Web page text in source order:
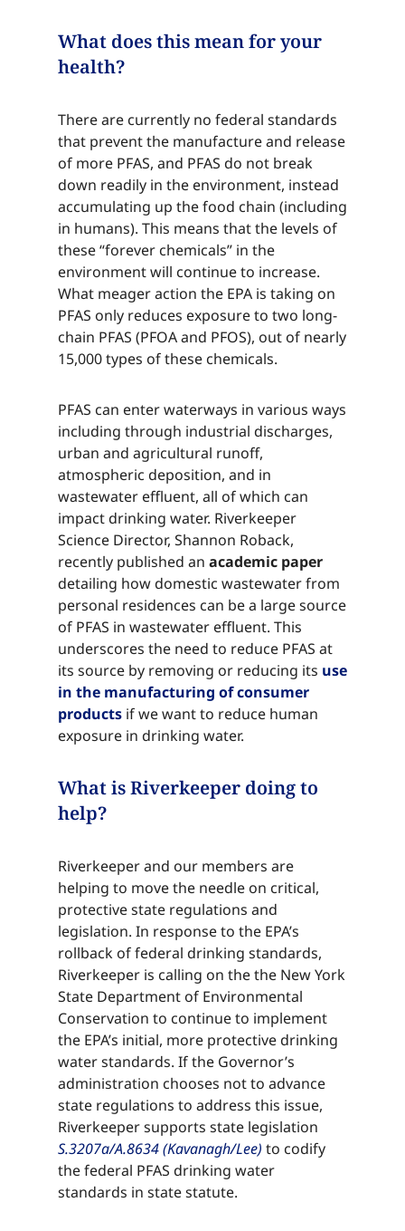
What does this mean for your
health?​​​​‌ ‍ ​‍​‍‌‍ ‌ ​‍‌‍‍‌‌‍‌ ‌‍‍‌‌‍ ‍​‍​‍​ ‍‍​‍​‍‌ ​ ‌‍​‌‌‍ ‍‌‍‍‌‌ ‌​‌ ‍‌​‍ ‍‌‍‍‌‌‍ ​‍​‍​‍ ​​‍​‍‌‍‍​‌ ​‍‌‍‌‌‌‍‌‍​‍​‍​ ‍‍​‍​‍‌‍‍​‌ ‌​‌ ‌​‌ ​​‌ ​ ​ ‍‍​‍ ​‍ ‌‍​ ‌‍ ‌‌ ​ ​‍ ‍‌‍ ‌‌‍​‌‌‍‍‌‌‍ ‍​‍ ‍​ ​‍​ ​​​ ​‍​ ‌​‌ ​‍‌‍‌‌‌‍‌​‌‍‌‌‌ ​ ‌‍‍‌‌‍‌ ‌‍ ‍​‍ ‍‌ ​‍‌‍‍‌‌ ‌‍‌‍‌‌‌ ​‍‌‍‍ ‌‍‌‌‌‍‌‌‌ ​​‌‍‌‌‌ ​‍​‍ ‍‌‍ ‌ ​‍‌‍‌ ​‍ ‌‍‍‌‌‍ ‍‌ ‌​‌‍‌‌‌‍ ‍‌ ‌​​‍ ‌‍‌‌‌‍‌​‌‍‍‌‌ ‌​​‍ ‌‍ ‌‌‍ ‌‍‌​‌‍‌‌​ ‌‌ ​​‌ ​‍‌‍‌‌‌ ​ ‌‍‌‌‌‍ ‍‌ ‌​‌‍​‌‌ ‌​‌‍‍‌‌‍ ‌‍ ‍​ ‍ ‌‍‍‌‌‍‌​​ ‌‌‍​ ​ ​‍‌‍‌‍​ ​​​ ​‌‌‍​ ​ ‌ ​ ‌ ​‍ ‌‌‍​‍​ ‌​​ ​‌‌‍​‌​‍ ‌​ ‌​​ ‌​‌‍​‌​ ‌​​‍ ‌‌‍​‌​ ​​‌‍​‌‌‍‌‌​‍ ‌​ ‌‍​ ‌ ​ ‌‌‌‍​ ​ ‌​​ ‍​​ ‍‌​ ​‍​ ‌ ​ ​ ​ ​​​ ‌​​ ‍ ‌ ‌​‌ ‍‌‌ ​​‌‍‌‌​ ‌‌‍​‌‌ ​‍‌ ‌​‌‍‍‌‌‍​ ‌‍ ​‌‍‌‌​ ‍ ‌ ​​‌‍​‌‌ ‌​‌‍‍​​ ‌‌‍​ ‌‍ ‌‍ ‍‌ ‌​‌‍‌‌‌‍ ‍‌ ‌​​‍‌‌​ ‌‌‌​​‍‌‌ ‌‍‍ ‌‍‌‌‌ ‍‌​‍‌‌​ ​ ‌​‌​​‍‌‌​ ​ ‌​‌​​‍‌‌​ ​‍​ ​‍​ ​ ​ ​ ​ ‍​​ ‌‍​ ‌‌​ ​​​ ‌ ‌‍‌​‌‍‌‍​ ‌‍‌‍‌‌‌‍‌‍​‍‌‌​ ​‍​ ​‍​‍‌‌​ ‌‌‌​‌​​‍ ‍‌‍​ ‌‍‍​‌‍‍‌‌‍ ​‌‍‌​‌ ​‍‌‍‌‌‌‍ ‍​‍‌‌​ ‌‌‌​​‍‌‌ ‌‍‍ ‌‍‌‌‌ ‍‌​‍‌‌​ ​ ‌​‌​​‍‌‌​ ​ ‌​‌​​‍‌‌​ ​‍​ ​‍‌‍​‌​ ‌‍​ ‍‌‌‍​‍​ ‍‌​ ​ ‌‍​‍‌‍‌‌​ ​‌‌‍​‍​ ‌‍​ ‌‍​‍‌‌​ ​‍​ ​‍​‍‌‌​ ‌‌‌​‌​​‍ ‍‌ ‌​‌‍‌‌‌ ‍​‌ ‌​​ ‌‍​‍‌‍​‌‌ ​ ‌‍‌‌‌‌‌‌‌ ​‍‌‍ ​​ ‌‌‍‍​‌ ‌​‌ ‌​‌ ​​‌ ​ ​‍‌‌​ ​ ‌​​‌​‍‌‌​ ​‍‌​‌‍​‍‌‌​ ​‍‌​‌‍‌‍​ ‌‍ ‌‌ ​ ​‍ ‍‌‍ ‌‌‍​‌‌‍‍‌‌‍ ‍​‍ ‍​ ​‍​ ​​​ ​‍​ ‌​‌ ​‍‌‍‌‌‌‍‌​‌‍‌‌‌ ​ ‌‍‍‌‌‍‌ ‌‍ ‍​‍ ‍‌ ​‍‌‍‍‌‌ ‌‍‌‍‌‌‌ ​‍‌‍‍ ‌‍‌‌‌‍‌‌‌ ​​‌‍‌‌‌ ​‍​‍ ‍‌‍ ‌ ​‍‌‍‌ ​‍‌‍‌‍‍‌‌‍‌​​ ‌‌‍​ ​ ​‍‌‍‌‍​ ​​​ ​‌‌‍​ ​ ‌ ​ ‌ ​‍ ‌‌‍​‍​ ‌​​ ​‌‌‍​‌​‍ ‌​ ‌​​ ‌​‌‍​‌​ ‌​​‍ ‌‌‍​‌​ ​​‌‍​‌‌‍‌‌​‍ ‌​ ‌‍​ ‌ ​ ‌‌‌‍​ ​ ‌​​ ‍​​ ‍‌​ ​‍​ ‌ ​ ​ ​ ​​​ ‌​​‍‌‍‌ ‌​‌ ‍‌‌ ​​‌‍‌‌​ ‌‌‍​‌‌ ​‍‌ ‌​‌‍‍‌‌‍​ ‌‍ ​‌‍‌‌​‍‌‍‌ ​​‌‍​‌‌ ‌​‌‍‍​​ ‌‌‍​ ‌‍ ‌‍ ‍‌ ‌​‌‍‌‌‌‍ ‍‌ ‌​​‍‌‌​ ‌‌‌​​‍‌‌ ‌‍‍ ‌‍‌‌‌ ‍‌​‍‌‌​ ​ ‌​‌​​‍‌‌​ ​ ‌​‌​​‍‌‌​ ​‍​ ​‍​ ​ ​ ​ ​ ‍​​ ‌‍​ ‌‌​ ​​​ ‌ ‌‍‌​‌‍‌‍​ ‌‍‌‍‌‌‌‍‌‍​‍‌‌​ ​‍​ ​‍​‍‌‌​ ‌‌‌​‌​​‍ ‍‌‍​ ‌‍‍​‌‍‍‌‌‍ ​‌‍‌​‌ ​‍‌‍‌‌‌‍ ‍​‍‌‌​ ‌‌‌​​‍‌‌ ‌‍‍ ‌‍‌‌‌ ‍‌​‍‌‌​ ​ ‌​‌​​‍‌‌​ ​ ‌​‌​​‍‌‌​ ​‍​ ​‍‌‍​‌​ ‌‍​ ‍‌‌‍​‍​ ‍‌​ ​ ‌‍​‍‌‍‌‌​ ​‌‌‍​‍​ ‌‍​ ‌‍​‍‌‌​ ​‍​ ​‍​‍‌‌​ ‌‌‌​‌​​‍ ‍‌ ‌​‌‍‌‌‌ ‍​‌ ‌​​‍‌‍‌ ​​‌‍‌‌‌ ​‍‌ ​ ‌ ​​‌‍‌‌‌‍​ ‌ ‌​‌‍‍‌‌ ‌‍‌‍‌‌​ ‌‌ ​​‌ ‌‌‌‍​‍‌‍ ​‌‍‍‌‌ ​ ‌‍‍​‌‍‌‌‌‍‌​​‍​‍‌ ‌
There are currently no federal standards
that prevent the manufacture and release
of more PFAS, and PFAS do not break
down readily in the environment, instead
accumulating up the food chain (including
in humans). This means that the levels of
these “forever chemicals” in the
environment will continue to increase.
What meager action the EPA is taking on
PFAS only reduces exposure to two long-
chain PFAS (PFOA and PFOS), out of nearly
15,000 types of these chemicals.​​​​‌ ‍ ​‍​‍‌‍ ‌ ​‍‌‍‍‌‌‍‌ ‌‍‍‌‌‍ ‍​‍​‍​ ‍‍​‍​‍‌ ​ ‌‍​‌‌‍ ‍‌‍‍‌‌ ‌​‌ ‍‌​‍ ‍‌‍‍‌‌‍ ​‍​‍​‍ ​​‍​‍‌‍‍​‌ ​‍‌‍‌‌‌‍‌‍​‍​‍​ ‍‍​‍​‍‌‍‍​‌ ‌​‌ ‌​‌ ​​‌ ​ ​ ‍‍​‍ ​‍ ‌‍​ ‌‍ ‌‌ ​ ​‍ ‍‌‍ ‌‌‍​‌‌‍‍‌‌‍ ‍​‍ ‍​ ​‍​ ​​​ ​‍​ ‌​‌ ​‍‌‍‌‌‌‍‌​‌‍‌‌‌ ​ ‌‍‍‌‌‍‌ ‌‍ ‍​‍ ‍‌ ​‍‌‍‍‌‌ ‌‍‌‍‌‌‌ ​‍‌‍‍ ‌‍‌‌‌‍‌‌‌ ​​‌‍‌‌‌ ​‍​‍ ‍‌‍ ‌ ​‍‌‍‌ ​‍ ‌‍‍‌‌‍ ‍‌ ‌​‌‍‌‌‌‍ ‍‌ ‌​​‍ ‌‍‌‌‌‍‌​‌‍‍‌‌ ‌​​‍ ‌‍ ‌‌‍ ‌‍‌​‌‍‌‌​ ‌‌ ​​‌ ​‍‌‍‌‌‌ ​ ‌‍‌‌‌‍ ‍‌ ‌​‌‍​‌‌ ‌​‌‍‍‌‌‍ ‌‍ ‍​ ‍ ‌‍‍‌‌‍‌​​ ‌‌‍​ ​ ​‍‌‍‌‍​ ​​​ ​‌‌‍​ ​ ‌ ​ ‌ ​‍ ‌‌‍​‍​ ‌​​ ​‌‌‍​‌​‍ ‌​ ‌​​ ‌​‌‍​‌​ ‌​​‍ ‌‌‍​‌​ ​​‌‍​‌‌‍‌‌​‍ ‌​ ‌‍​ ‌ ​ ‌‌‌‍​ ​ ‌​​ ‍​​ ‍‌​ ​‍​ ‌ ​ ​ ​ ​​​ ‌​​ ‍ ‌ ‌​‌ ‍‌‌ ​​‌‍‌‌​ ‌‌‍​‌‌ ​‍‌ ‌​‌‍‍‌‌‍​ ‌‍ ​‌‍‌‌​ ‍ ‌ ​​‌‍​‌‌ ‌​‌‍‍​​ ‌‌‍​ ‌‍ ‌‍ ‍‌ ‌​‌‍‌‌‌‍ ‍‌ ‌​​‍‌‌​ ‌‌‌​​‍‌‌ ‌‍‍ ‌‍‌‌‌ ‍‌​‍‌‌​ ​ ‌​‌​​‍‌‌​ ​ ‌​‌​​‍‌‌​ ​‍​ ​‍​ ​​‌‍‌​‌‍‌‍​ ​ ​ ‌ ​ ​‌‌‍​ ​ ​ ‌‍‌‍‌‍​‌‌‍​‌​ ‌ ​‍‌‌​ ​‍​ ​‍​‍‌‌​ ‌‌‌​‌​​‍ ‍‌‍​ ‌‍‍​‌‍‍‌‌‍ ​‌‍‌​‌ ​‍‌‍‌‌‌‍ ‍​‍‌‌​ ‌‌‌​​‍‌‌ ‌‍‍ ‌‍‌‌‌ ‍‌​‍‌‌​ ​ ‌​‌​​‍‌‌​ ​ ‌​‌​​‍‌‌​ ​‍​ ​‍​ ​‍‌‍‌‌‌‍​ ​ ​‍​ ‌‌​ ​ ​ ‌​‌‍‌‌​ ​‌​ ​​​ ​ ​ ‌​​‍‌‌​ ​‍​ ​‍​‍‌‌​ ‌‌‌​‌​​‍ ‍‌ ‌​‌‍‌‌‌ ‍​‌ ‌​​ ‌‍​‍‌‍​‌‌ ​ ‌‍‌‌‌‌‌‌‌ ​‍‌‍ ​​ ‌‌‍‍​‌ ‌​‌ ‌​‌ ​​‌ ​ ​‍‌‌​ ​ ‌​​‌​‍‌‌​ ​‍‌​‌‍​‍‌‌​ ​‍‌​‌‍‌‍​ ‌‍ ‌‌ ​ ​‍ ‍‌‍ ‌‌‍​‌‌‍‍‌‌‍ ‍​‍ ‍​ ​‍​ ​​​ ​‍​ ‌​‌ ​‍‌‍‌‌‌‍‌​‌‍‌‌‌ ​ ‌‍‍‌‌‍‌ ‌‍ ‍​‍ ‍‌ ​‍‌‍‍‌‌ ‌‍‌‍‌‌‌ ​‍‌‍‍ ‌‍‌‌‌‍‌‌‌ ​​‌‍‌‌‌ ​‍​‍ ‍‌‍ ‌ ​‍‌‍‌ ​‍‌‍‌‍‍‌‌‍‌​​ ‌‌‍​ ​ ​‍‌‍‌‍​ ​​​ ​‌‌‍​ ​ ‌ ​ ‌ ​‍ ‌‌‍​‍​ ‌​​ ​‌‌‍​‌​‍ ‌​ ‌​​ ‌​‌‍​‌​ ‌​​‍ ‌‌‍​‌​ ​​‌‍​‌‌‍‌‌​‍ ‌​ ‌‍​ ‌ ​ ‌‌‌‍​ ​ ‌​​ ‍​​ ‍‌​ ​‍​ ‌ ​ ​ ​ ​​​ ‌​​‍‌‍‌ ‌​‌ ‍‌‌ ​​‌‍‌‌​ ‌‌‍​‌‌ ​‍‌ ‌​‌‍‍‌‌‍​ ‌‍ ​‌‍‌‌​‍‌‍‌ ​​‌‍​‌‌ ‌​‌‍‍​​ ‌‌‍​ ‌‍ ‌‍ ‍‌ ‌​‌‍‌‌‌‍ ‍‌ ‌​​‍‌‌​ ‌‌‌​​‍‌‌ ‌‍‍ ‌‍‌‌‌ ‍‌​‍‌‌​ ​ ‌​‌​​‍‌‌​ ​ ‌​‌​​‍‌‌​ ​‍​ ​‍​ ​​‌‍‌​‌‍‌‍​ ​ ​ ‌ ​ ​‌‌‍​ ​ ​ ‌‍‌‍‌‍​‌‌‍​‌​ ‌ ​‍‌‌​ ​‍​ ​‍​‍‌‌​ ‌‌‌​‌​​‍ ‍‌‍​ ‌‍‍​‌‍‍‌‌‍ ​‌‍‌​‌ ​‍‌‍‌‌‌‍ ‍​‍‌‌​ ‌‌‌​​‍‌‌ ‌‍‍ ‌‍‌‌‌ ‍‌​‍‌‌​ ​ ‌​‌​​‍‌‌​ ​ ‌​‌​​‍‌‌​ ​‍​ ​‍​ ​‍‌‍‌‌‌‍​ ​ ​‍​ ‌‌​ ​ ​ ‌​‌‍‌‌​ ​‌​ ​​​ ​ ​ ‌​​‍‌‌​ ​‍​ ​‍​‍‌‌​ ‌‌‌​‌​​‍ ‍‌ ‌​‌‍‌‌‌ ‍​‌ ‌​​‍‌‍‌ ​​‌‍‌‌‌ ​‍‌ ​ ‌ ​​‌‍‌‌‌‍​ ‌ ‌​‌‍‍‌‌ ‌‍‌‍‌‌​ ‌‌ ​​‌ ‌‌‌‍​‍‌‍ ​‌‍‍‌‌ ​ ‌‍‍​‌‍‌‌‌‍‌​​‍​‍‌ ‌
PFAS can enter waterways in various ways
including through industrial discharges,
urban and agricultural runoff,
atmospheric deposition, and in
wastewater effluent, all of which can
impact drinking water. Riverkeeper
Science Director, Shannon Roback,
recently published an ​​​​‌ ‍ ​‍​‍‌‍ ‌ ​‍‌‍‍‌‌‍‌ ‌‍‍‌‌‍ ‍​‍​‍​ ‍‍​‍​‍‌ ​ ‌‍​‌‌‍ ‍‌‍‍‌‌ ‌​‌ ‍‌​‍ ‍‌‍‍‌‌‍ ​‍​‍​‍ ​​‍​‍‌‍‍​‌ ​‍‌‍‌‌‌‍‌‍​‍​‍​ ‍‍​‍​‍‌‍‍​‌ ‌​‌ ‌​‌ ​​‌ ​ ​ ‍‍​‍ ​‍ ‌‍​ ‌‍ ‌‌ ​ ​‍ ‍‌‍ ‌‌‍​‌‌‍‍‌‌‍ ‍​‍ ‍​ ​‍​ ​​​ ​‍​ ‌​‌ ​‍‌‍‌‌‌‍‌​‌‍‌‌‌ ​ ‌‍‍‌‌‍‌ ‌‍ ‍​‍ ‍‌ ​‍‌‍‍‌‌ ‌‍‌‍‌‌‌ ​‍‌‍‍ ‌‍‌‌‌‍‌‌‌ ​​‌‍‌‌‌ ​‍​‍ ‍‌‍ ‌ ​‍‌‍‌ ​‍ ‌‍‍‌‌‍ ‍‌ ‌​‌‍‌‌‌‍ ‍‌ ‌​​‍ ‌‍‌‌‌‍‌​‌‍‍‌‌ ‌​​‍ ‌‍ ‌‌‍ ‌‍‌​‌‍‌‌​ ‌‌ ​​‌ ​‍‌‍‌‌‌ ​ ‌‍‌‌‌‍ ‍‌ ‌​‌‍​‌‌ ‌​‌‍‍‌‌‍ ‌‍ ‍​ ‍ ‌‍‍‌‌‍‌​​ ‌‌‍​ ​ ​‍‌‍‌‍​ ​​​ ​‌‌‍​ ​ ‌ ​ ‌ ​‍ ‌‌‍​‍​ ‌​​ ​‌‌‍​‌​‍ ‌​ ‌​​ ‌​‌‍​‌​ ‌​​‍ ‌‌‍​‌​ ​​‌‍​‌‌‍‌‌​‍ ‌​ ‌‍​ ‌ ​ ‌‌‌‍​ ​ ‌​​ ‍​​ ‍‌​ ​‍​ ‌ ​ ​ ​ ​​​ ‌​​ ‍ ‌ ‌​‌ ‍‌‌ ​​‌‍‌‌​ ‌‌‍​‌‌ ​‍‌ ‌​‌‍‍‌‌‍​ ‌‍ ​‌‍‌‌​ ‍ ‌ ​​‌‍​‌‌ ‌​‌‍‍​​ ‌‌‍​ ‌‍ ‌‍ ‍‌ ‌​‌‍‌‌‌‍ ‍‌ ‌​​‍‌‌​ ‌‌‌​​‍‌‌ ‌‍‍ ‌‍‌‌‌ ‍‌​‍‌‌​ ​ ‌​‌​​‍‌‌​ ​ ‌​‌​​‍‌‌​ ​‍​ ​‍​ ‌‌​ ​ ​ ‌‌​ ​​​ ​ ‌‍‌​​ ‌ ‌‍‌‌‌‍​‍‌‍‌​‌‍​ ‌‍​‍​‍‌‌​ ​‍​ ​‍​‍‌‌​ ‌‌‌​‌​​‍ ‍‌‍​ ‌‍‍​‌‍‍‌‌‍ ​‌‍‌​‌ ​‍‌‍‌‌‌‍ ‍​‍‌‌​ ‌‌‌​​‍‌‌ ‌‍‍ ‌‍‌‌‌ ‍‌​‍‌‌​ ​ ‌​‌​​‍‌‌​ ​ ‌​‌​​‍‌‌​ ​‍​ ​‍​ ​​​ ​​‌‍​ ​ ​‌​ ​‍‌‍‌​​ ​‌​ ​‌‌‍‌​​ ​​‌‍​ ​ ‌‍​‍‌‌​ ​‍​ ​‍​‍‌‌​ ‌‌‌​‌​​‍ ‍‌ ‌​‌‍‌‌‌ ‍​‌ ‌​​ ‌‍​‍‌‍​‌‌ ​ ‌‍‌‌‌‌‌‌‌ ​‍‌‍ ​​ ‌‌‍‍​‌ ‌​‌ ‌​‌ ​​‌ ​ ​‍‌‌​ ​ ‌​​‌​‍‌‌​ ​‍‌​‌‍​‍‌‌​ ​‍‌​‌‍‌‍​ ‌‍ ‌‌ ​ ​‍ ‍‌‍ ‌‌‍​‌‌‍‍‌‌‍ ‍​‍ ‍​ ​‍​ ​​​ ​‍​ ‌​‌ ​‍‌‍‌‌‌‍‌​‌‍‌‌‌ ​ ‌‍‍‌‌‍‌ ‌‍ ‍​‍ ‍‌ ​‍‌‍‍‌‌ ‌‍‌‍‌‌‌ ​‍‌‍‍ ‌‍‌‌‌‍‌‌‌ ​​‌‍‌‌‌ ​‍​‍ ‍‌‍ ‌ ​‍‌‍‌ ​‍‌‍‌‍‍‌‌‍‌​​ ‌‌‍​ ​ ​‍‌‍‌‍​ ​​​ ​‌‌‍​ ​ ‌ ​ ‌ ​‍ ‌‌‍​‍​ ‌​​ ​‌‌‍​‌​‍ ‌​ ‌​​ ‌​‌‍​‌​ ‌​​‍ ‌‌‍​‌​ ​​‌‍​‌‌‍‌‌​‍ ‌​ ‌‍​ ‌ ​ ‌‌‌‍​ ​ ‌​​ ‍​​ ‍‌​ ​‍​ ‌ ​ ​ ​ ​​​ ‌​​‍‌‍‌ ‌​‌ ‍‌‌ ​​‌‍‌‌​ ‌‌‍​‌‌ ​‍‌ ‌​‌‍‍‌‌‍​ ‌‍ ​‌‍‌‌​‍‌‍‌ ​​‌‍​‌‌ ‌​‌‍‍​​ ‌‌‍​ ‌‍ ‌‍ ‍‌ ‌​‌‍‌‌‌‍ ‍‌ ‌​​‍‌‌​ ‌‌‌​​‍‌‌ ‌‍‍ ‌‍‌‌‌ ‍‌​‍‌‌​ ​ ‌​‌​​‍‌‌​ ​ ‌​‌​​‍‌‌​ ​‍​ ​‍​ ‌‌​ ​ ​ ‌‌​ ​​​ ​ ‌‍‌​​ ‌ ‌‍‌‌‌‍​‍‌‍‌​‌‍​ ‌‍​‍​‍‌‌​ ​‍​ ​‍​‍‌‌​ ‌‌‌​‌​​‍ ‍‌‍​ ‌‍‍​‌‍‍‌‌‍ ​‌‍‌​‌ ​‍‌‍‌‌‌‍ ‍​‍‌‌​ ‌‌‌​​‍‌‌ ‌‍‍ ‌‍‌‌‌ ‍‌​‍‌‌​ ​ ‌​‌​​‍‌‌​ ​ ‌​‌​​‍‌‌​ ​‍​ ​‍​ ​​​ ​​‌‍​ ​ ​‌​ ​‍‌‍‌​​ ​‌​ ​‌‌‍‌​​ ​​‌‍​ ​ ‌‍​‍‌‌​ ​‍​ ​‍​‍‌‌​ ‌‌‌​‌​​‍ ‍‌ ‌​‌‍‌‌‌ ‍​‌ ‌​​‍‌‍‌ ​​‌‍‌‌‌ ​‍‌ ​ ‌ ​​‌‍‌‌‌‍​ ‌ ‌​‌‍‍‌‌ ‌‍‌‍‌‌​ ‌‌ ​​‌ ‌‌‌‍​‍‌‍ ​‌‍‍‌‌ ​ ‌‍‍​‌‍‌‌‌‍‌​​‍​‍‌ ‌ academic paper​​​​‌ ‍ ​‍​‍‌‍ ‌ ​‍‌‍‍‌‌‍‌ ‌‍‍‌‌‍ ‍​‍​‍​ ‍‍​‍​‍‌ ​ ‌‍​‌‌‍ ‍‌‍‍‌‌ ‌​‌ ‍‌​‍ ‍‌‍‍‌‌‍ ​‍​‍​‍ ​​‍​‍‌‍‍​‌ ​‍‌‍‌‌‌‍‌‍​‍​‍​ ‍‍​‍​‍‌‍‍​‌ ‌​‌ ‌​‌ ​​‌ ​ ​ ‍‍​‍ ​‍ ‌‍​ ‌‍ ‌‌ ​ ​‍ ‍‌‍ ‌‌‍​‌‌‍‍‌‌‍ ‍​‍ ‍​ ​‍​ ​​​ ​‍​ ‌​‌ ​‍‌‍‌‌‌‍‌​‌‍‌‌‌ ​ ‌‍‍‌‌‍‌ ‌‍ ‍​‍ ‍‌ ​‍‌‍‍‌‌ ‌‍‌‍‌‌‌ ​‍‌‍‍ ‌‍‌‌‌‍‌‌‌ ​​‌‍‌‌‌ ​‍​‍ ‍‌‍ ‌ ​‍‌‍‌ ​‍ ‌‍‍‌‌‍ ‍‌ ‌​‌‍‌‌‌‍ ‍‌ ‌​​‍ ‌‍‌‌‌‍‌​‌‍‍‌‌ ‌​​‍ ‌‍ ‌‌‍ ‌‍‌​‌‍‌‌​ ‌‌ ​​‌ ​‍‌‍‌‌‌ ​ ‌‍‌‌‌‍ ‍‌ ‌​‌‍​‌‌ ‌​‌‍‍‌‌‍ ‌‍ ‍​ ‍ ‌‍‍‌‌‍‌​​ ‌‌‍​ ​ ​‍‌‍‌‍​ ​​​ ​‌‌‍​ ​ ‌ ​ ‌ ​‍ ‌‌‍​‍​ ‌​​ ​‌‌‍​‌​‍ ‌​ ‌​​ ‌​‌‍​‌​ ‌​​‍ ‌‌‍​‌​ ​​‌‍​‌‌‍‌‌​‍ ‌​ ‌‍​ ‌ ​ ‌‌‌‍​ ​ ‌​​ ‍​​ ‍‌​ ​‍​ ‌ ​ ​ ​ ​​​ ‌​​ ‍ ‌ ‌​‌ ‍‌‌ ​​‌‍‌‌​ ‌‌‍​‌‌ ​‍‌ ‌​‌‍‍‌‌‍​ ‌‍ ​‌‍‌‌​ ‍ ‌ ​​‌‍​‌‌ ‌​‌‍‍​​ ‌‌‍​ ‌‍ ‌‍ ‍‌ ‌​‌‍‌‌‌‍ ‍‌ ‌​​‍‌‌​ ‌‌‌​​‍‌‌ ‌‍‍ ‌‍‌‌‌ ‍‌​‍‌‌​ ​ ‌​‌​​‍‌‌​ ​ ‌​‌​​‍‌‌​ ​‍​ ​‍​ ‌‌​ ​ ​ ‌‌​ ​​​ ​ ‌‍‌​​ ‌ ‌‍‌‌‌‍​‍‌‍‌​‌‍​ ‌‍​‍​‍‌‌​ ​‍​ ​‍​‍‌‌​ ‌‌‌​‌​​‍ ‍‌‍​ ‌‍‍​‌‍‍‌‌‍ ​‌‍‌​‌ ​‍‌‍‌‌‌‍ ‍​‍‌‌​ ‌‌‌​​‍‌‌ ‌‍‍ ‌‍‌‌‌ ‍‌​‍‌‌​ ​ ‌​‌​​‍‌‌​ ​ ‌​‌​​‍‌‌​ ​‍​ ​‍​ ‌ ‌‍‌​‌‍​ ​ ‍‌‌‍​‍​ ‍‌​ ​​​ ​​‌‍​‍‌‍​ ‌‍​‍​ ‍‌​‍‌‌​ ​‍​ ​‍​‍‌‌​ ‌‌‌​‌​​‍ ‍‌ ‌​‌‍‌‌‌ ‍​‌ ‌​​ ‌‍​‍‌‍​‌‌ ​ ‌‍‌‌‌‌‌‌‌ ​‍‌‍ ​​ ‌‌‍‍​‌ ‌​‌ ‌​‌ ​​‌ ​ ​‍‌‌​ ​ ‌​​‌​‍‌‌​ ​‍‌​‌‍​‍‌‌​ ​‍‌​‌‍‌‍​ ‌‍ ‌‌ ​ ​‍ ‍‌‍ ‌‌‍​‌‌‍‍‌‌‍ ‍​‍ ‍​ ​‍​ ​​​ ​‍​ ‌​‌ ​‍‌‍‌‌‌‍‌​‌‍‌‌‌ ​ ‌‍‍‌‌‍‌ ‌‍ ‍​‍ ‍‌ ​‍‌‍‍‌‌ ‌‍‌‍‌‌‌ ​‍‌‍‍ ‌‍‌‌‌‍‌‌‌ ​​‌‍‌‌‌ ​‍​‍ ‍‌‍ ‌ ​‍‌‍‌ ​‍‌‍‌‍‍‌‌‍‌​​ ‌‌‍​ ​ ​‍‌‍‌‍​ ​​​ ​‌‌‍​ ​ ‌ ​ ‌ ​‍ ‌‌‍​‍​ ‌​​ ​‌‌‍​‌​‍ ‌​ ‌​​ ‌​‌‍​‌​ ‌​​‍ ‌‌‍​‌​ ​​‌‍​‌‌‍‌‌​‍ ‌​ ‌‍​ ‌ ​ ‌‌‌‍​ ​ ‌​​ ‍​​ ‍‌​ ​‍​ ‌ ​ ​ ​ ​​​ ‌​​‍‌‍‌ ‌​‌ ‍‌‌ ​​‌‍‌‌​ ‌‌‍​‌‌ ​‍‌ ‌​‌‍‍‌‌‍​ ‌‍ ​‌‍‌‌​‍‌‍‌ ​​‌‍​‌‌ ‌​‌‍‍​​ ‌‌‍​ ‌‍ ‌‍ ‍‌ ‌​‌‍‌‌‌‍ ‍‌ ‌​​‍‌‌​ ‌‌‌​​‍‌‌ ‌‍‍ ‌‍‌‌‌ ‍‌​‍‌‌​ ​ ‌​‌​​‍‌‌​ ​ ‌​‌​​‍‌‌​ ​‍​ ​‍​ ‌‌​ ​ ​ ‌‌​ ​​​ ​ ‌‍‌​​ ‌ ‌‍‌‌‌‍​‍‌‍‌​‌‍​ ‌‍​‍​‍‌‌​ ​‍​ ​‍​‍‌‌​ ‌‌‌​‌​​‍ ‍‌‍​ ‌‍‍​‌‍‍‌‌‍ ​‌‍‌​‌ ​‍‌‍‌‌‌‍ ‍​‍‌‌​ ‌‌‌​​‍‌‌ ‌‍‍ ‌‍‌‌‌ ‍‌​‍‌‌​ ​ ‌​‌​​‍‌‌​ ​ ‌​‌​​‍‌‌​ ​‍​ ​‍​ ‌ ‌‍‌​‌‍​ ​ ‍‌‌‍​‍​ ‍‌​ ​​​ ​​‌‍​‍‌‍​ ‌‍​‍​ ‍‌​‍‌‌​ ​‍​ ​‍​‍‌‌​ ‌‌‌​‌​​‍ ‍‌ ‌​‌‍‌‌‌ ‍​‌ ‌​​‍‌‍‌ ​​‌‍‌‌‌ ​‍‌ ​ ‌ ​​‌‍‌‌‌‍​ ‌ ‌​‌‍‍‌‌ ‌‍‌‍‌‌​ ‌‌ ​​‌ ‌‌‌‍​‍‌‍ ​‌‍‍‌‌ ​ ‌‍‍​‌‍‌‌‌‍‌​​‍​‍‌ ‌
detailing how domestic wastewater from
personal residences can be a large source
of PFAS in wastewater effluent. This
underscores the need to reduce PFAS at
its source by removing or reducing its ​​​​‌ ‍ ​‍​‍‌‍ ‌ ​‍‌‍‍‌‌‍‌ ‌‍‍‌‌‍ ‍​‍​‍​ ‍‍​‍​‍‌ ​ ‌‍​‌‌‍ ‍‌‍‍‌‌ ‌​‌ ‍‌​‍ ‍‌‍‍‌‌‍ ​‍​‍​‍ ​​‍​‍‌‍‍​‌ ​‍‌‍‌‌‌‍‌‍​‍​‍​ ‍‍​‍​‍‌‍‍​‌ ‌​‌ ‌​‌ ​​‌ ​ ​ ‍‍​‍ ​‍ ‌‍​ ‌‍ ‌‌ ​ ​‍ ‍‌‍ ‌‌‍​‌‌‍‍‌‌‍ ‍​‍ ‍​ ​‍​ ​​​ ​‍​ ‌​‌ ​‍‌‍‌‌‌‍‌​‌‍‌‌‌ ​ ‌‍‍‌‌‍‌ ‌‍ ‍​‍ ‍‌ ​‍‌‍‍‌‌ ‌‍‌‍‌‌‌ ​‍‌‍‍ ‌‍‌‌‌‍‌‌‌ ​​‌‍‌‌‌ ​‍​‍ ‍‌‍ ‌ ​‍‌‍‌ ​‍ ‌‍‍‌‌‍ ‍‌ ‌​‌‍‌‌‌‍ ‍‌ ‌​​‍ ‌‍‌‌‌‍‌​‌‍‍‌‌ ‌​​‍ ‌‍ ‌‌‍ ‌‍‌​‌‍‌‌​ ‌‌ ​​‌ ​‍‌‍‌‌‌ ​ ‌‍‌‌‌‍ ‍‌ ‌​‌‍​‌‌ ‌​‌‍‍‌‌‍ ‌‍ ‍​ ‍ ‌‍‍‌‌‍‌​​ ‌‌‍​ ​ ​‍‌‍‌‍​ ​​​ ​‌‌‍​ ​ ‌ ​ ‌ ​‍ ‌‌‍​‍​ ‌​​ ​‌‌‍​‌​‍ ‌​ ‌​​ ‌​‌‍​‌​ ‌​​‍ ‌‌‍​‌​ ​​‌‍​‌‌‍‌‌​‍ ‌​ ‌‍​ ‌ ​ ‌‌‌‍​ ​ ‌​​ ‍​​ ‍‌​ ​‍​ ‌ ​ ​ ​ ​​​ ‌​​ ‍ ‌ ‌​‌ ‍‌‌ ​​‌‍‌‌​ ‌‌‍​‌‌ ​‍‌ ‌​‌‍‍‌‌‍​ ‌‍ ​‌‍‌‌​ ‍ ‌ ​​‌‍​‌‌ ‌​‌‍‍​​ ‌‌‍​ ‌‍ ‌‍ ‍‌ ‌​‌‍‌‌‌‍ ‍‌ ‌​​‍‌‌​ ‌‌‌​​‍‌‌ ‌‍‍ ‌‍‌‌‌ ‍‌​‍‌‌​ ​ ‌​‌​​‍‌‌​ ​ ‌​‌​​‍‌‌​ ​‍​ ​‍​ ‌‌​ ​ ​ ‌‌​ ​​​ ​ ‌‍‌​​ ‌ ‌‍‌‌‌‍​‍‌‍‌​‌‍​ ‌‍​‍​‍‌‌​ ​‍​ ​‍​‍‌‌​ ‌‌‌​‌​​‍ ‍‌‍​ ‌‍‍​‌‍‍‌‌‍ ​‌‍‌​‌ ​‍‌‍‌‌‌‍ ‍​‍‌‌​ ‌‌‌​​‍‌‌ ‌‍‍ ‌‍‌‌‌ ‍‌​‍‌‌​ ​ ‌​‌​​‍‌‌​ ​ ‌​‌​​‍‌‌​ ​‍​ ​‍​ ‌ ​ ​‌‌‍‌‌​ ‌‍​ ‌‍​ ‍‌​ ‌ ​ ​​‌‍​ ​ ‍‌​ ​‍​ ​‍​‍‌‌​ ​‍​ ​‍​‍‌‌​ ‌‌‌​‌​​‍ ‍‌ ‌​‌‍‌‌‌ ‍​‌ ‌​​ ‌‍​‍‌‍​‌‌ ​ ‌‍‌‌‌‌‌‌‌ ​‍‌‍ ​​ ‌‌‍‍​‌ ‌​‌ ‌​‌ ​​‌ ​ ​‍‌‌​ ​ ‌​​‌​‍‌‌​ ​‍‌​‌‍​‍‌‌​ ​‍‌​‌‍‌‍​ ‌‍ ‌‌ ​ ​‍ ‍‌‍ ‌‌‍​‌‌‍‍‌‌‍ ‍​‍ ‍​ ​‍​ ​​​ ​‍​ ‌​‌ ​‍‌‍‌‌‌‍‌​‌‍‌‌‌ ​ ‌‍‍‌‌‍‌ ‌‍ ‍​‍ ‍‌ ​‍‌‍‍‌‌ ‌‍‌‍‌‌‌ ​‍‌‍‍ ‌‍‌‌‌‍‌‌‌ ​​‌‍‌‌‌ ​‍​‍ ‍‌‍ ‌ ​‍‌‍‌ ​‍‌‍‌‍‍‌‌‍‌​​ ‌‌‍​ ​ ​‍‌‍‌‍​ ​​​ ​‌‌‍​ ​ ‌ ​ ‌ ​‍ ‌‌‍​‍​ ‌​​ ​‌‌‍​‌​‍ ‌​ ‌​​ ‌​‌‍​‌​ ‌​​‍ ‌‌‍​‌​ ​​‌‍​‌‌‍‌‌​‍ ‌​ ‌‍​ ‌ ​ ‌‌‌‍​ ​ ‌​​ ‍​​ ‍‌​ ​‍​ ‌ ​ ​ ​ ​​​ ‌​​‍‌‍‌ ‌​‌ ‍‌‌ ​​‌‍‌‌​ ‌‌‍​‌‌ ​‍‌ ‌​‌‍‍‌‌‍​ ‌‍ ​‌‍‌‌​‍‌‍‌ ​​‌‍​‌‌ ‌​‌‍‍​​ ‌‌‍​ ‌‍ ‌‍ ‍‌ ‌​‌‍‌‌‌‍ ‍‌ ‌​​‍‌‌​ ‌‌‌​​‍‌‌ ‌‍‍ ‌‍‌‌‌ ‍‌​‍‌‌​ ​ ‌​‌​​‍‌‌​ ​ ‌​‌​​‍‌‌​ ​‍​ ​‍​ ‌‌​ ​ ​ ‌‌​ ​​​ ​ ‌‍‌​​ ‌ ‌‍‌‌‌‍​‍‌‍‌​‌‍​ ‌‍​‍​‍‌‌​ ​‍​ ​‍​‍‌‌​ ‌‌‌​‌​​‍ ‍‌‍​ ‌‍‍​‌‍‍‌‌‍ ​‌‍‌​‌ ​‍‌‍‌‌‌‍ ‍​‍‌‌​ ‌‌‌​​‍‌‌ ‌‍‍ ‌‍‌‌‌ ‍‌​‍‌‌​ ​ ‌​‌​​‍‌‌​ ​ ‌​‌​​‍‌‌​ ​‍​ ​‍​ ‌ ​ ​‌‌‍‌‌​ ‌‍​ ‌‍​ ‍‌​ ‌ ​ ​​‌‍​ ​ ‍‌​ ​‍​ ​‍​‍‌‌​ ​‍​ ​‍​‍‌‌​ ‌‌‌​‌​​‍ ‍‌ ‌​‌‍‌‌‌ ‍​‌ ‌​​‍‌‍‌ ​​‌‍‌‌‌ ​‍‌ ​ ‌ ​​‌‍‌‌‌‍​ ‌ ‌​‌‍‍‌‌ ‌‍‌‍‌‌​ ‌‌ ​​‌ ‌‌‌‍​‍‌‍ ​‌‍‍‌‌ ​ ‌‍‍​‌‍‌‌‌‍‌​​‍​‍‌ ‌ use
in the manufacturing of consumer
products​​​​‌ ‍ ​‍​‍‌‍ ‌ ​‍‌‍‍‌‌‍‌ ‌‍‍‌‌‍ ‍​‍​‍​ ‍‍​‍​‍‌ ​ ‌‍​‌‌‍ ‍‌‍‍‌‌ ‌​‌ ‍‌​‍ ‍‌‍‍‌‌‍ ​‍​‍​‍ ​​‍​‍‌‍‍​‌ ​‍‌‍‌‌‌‍‌‍​‍​‍​ ‍‍​‍​‍‌‍‍​‌ ‌​‌ ‌​‌ ​​‌ ​ ​ ‍‍​‍ ​‍ ‌‍​ ‌‍ ‌‌ ​ ​‍ ‍‌‍ ‌‌‍​‌‌‍‍‌‌‍ ‍​‍ ‍​ ​‍​ ​​​ ​‍​ ‌​‌ ​‍‌‍‌‌‌‍‌​‌‍‌‌‌ ​ ‌‍‍‌‌‍‌ ‌‍ ‍​‍ ‍‌ ​‍‌‍‍‌‌ ‌‍‌‍‌‌‌ ​‍‌‍‍ ‌‍‌‌‌‍‌‌‌ ​​‌‍‌‌‌ ​‍​‍ ‍‌‍ ‌ ​‍‌‍‌ ​‍ ‌‍‍‌‌‍ ‍‌ ‌​‌‍‌‌‌‍ ‍‌ ‌​​‍ ‌‍‌‌‌‍‌​‌‍‍‌‌ ‌​​‍ ‌‍ ‌‌‍ ‌‍‌​‌‍‌‌​ ‌‌ ​​‌ ​‍‌‍‌‌‌ ​ ‌‍‌‌‌‍ ‍‌ ‌​‌‍​‌‌ ‌​‌‍‍‌‌‍ ‌‍ ‍​ ‍ ‌‍‍‌‌‍‌​​ ‌‌‍​ ​ ​‍‌‍‌‍​ ​​​ ​‌‌‍​ ​ ‌ ​ ‌ ​‍ ‌‌‍​‍​ ‌​​ ​‌‌‍​‌​‍ ‌​ ‌​​ ‌​‌‍​‌​ ‌​​‍ ‌‌‍​‌​ ​​‌‍​‌‌‍‌‌​‍ ‌​ ‌‍​ ‌ ​ ‌‌‌‍​ ​ ‌​​ ‍​​ ‍‌​ ​‍​ ‌ ​ ​ ​ ​​​ ‌​​ ‍ ‌ ‌​‌ ‍‌‌ ​​‌‍‌‌​ ‌‌‍​‌‌ ​‍‌ ‌​‌‍‍‌‌‍​ ‌‍ ​‌‍‌‌​ ‍ ‌ ​​‌‍​‌‌ ‌​‌‍‍​​ ‌‌‍​ ‌‍ ‌‍ ‍‌ ‌​‌‍‌‌‌‍ ‍‌ ‌​​‍‌‌​ ‌‌‌​​‍‌‌ ‌‍‍ ‌‍‌‌‌ ‍‌​‍‌‌​ ​ ‌​‌​​‍‌‌​ ​ ‌​‌​​‍‌‌​ ​‍​ ​‍​ ‌‌​ ​ ​ ‌‌​ ​​​ ​ ‌‍‌​​ ‌ ‌‍‌‌‌‍​‍‌‍‌​‌‍​ ‌‍​‍​‍‌‌​ ​‍​ ​‍​‍‌‌​ ‌‌‌​‌​​‍ ‍‌‍​ ‌‍‍​‌‍‍‌‌‍ ​‌‍‌​‌ ​‍‌‍‌‌‌‍ ‍​‍‌‌​ ‌‌‌​​‍‌‌ ‌‍‍ ‌‍‌‌‌ ‍‌​‍‌‌​ ​ ‌​‌​​‍‌‌​ ​ ‌​‌​​‍‌‌​ ​‍​ ​‍‌‍‌​​ ‍​​ ​‍​ ‌‍‌‍​ ​ ‌‍‌‍​‍‌‍​‌​ ​ ​ ​‌​ ​​​ ‍‌​‍‌‌​ ​‍​ ​‍​‍‌‌​ ‌‌‌​‌​​‍ ‍‌ ‌​‌‍‌‌‌ ‍​‌ ‌​​ ‌‍​‍‌‍​‌‌ ​ ‌‍‌‌‌‌‌‌‌ ​‍‌‍ ​​ ‌‌‍‍​‌ ‌​‌ ‌​‌ ​​‌ ​ ​‍‌‌​ ​ ‌​​‌​‍‌‌​ ​‍‌​‌‍​‍‌‌​ ​‍‌​‌‍‌‍​ ‌‍ ‌‌ ​ ​‍ ‍‌‍ ‌‌‍​‌‌‍‍‌‌‍ ‍​‍ ‍​ ​‍​ ​​​ ​‍​ ‌​‌ ​‍‌‍‌‌‌‍‌​‌‍‌‌‌ ​ ‌‍‍‌‌‍‌ ‌‍ ‍​‍ ‍‌ ​‍‌‍‍‌‌ ‌‍‌‍‌‌‌ ​‍‌‍‍ ‌‍‌‌‌‍‌‌‌ ​​‌‍‌‌‌ ​‍​‍ ‍‌‍ ‌ ​‍‌‍‌ ​‍‌‍‌‍‍‌‌‍‌​​ ‌‌‍​ ​ ​‍‌‍‌‍​ ​​​ ​‌‌‍​ ​ ‌ ​ ‌ ​‍ ‌‌‍​‍​ ‌​​ ​‌‌‍​‌​‍ ‌​ ‌​​ ‌​‌‍​‌​ ‌​​‍ ‌‌‍​‌​ ​​‌‍​‌‌‍‌‌​‍ ‌​ ‌‍​ ‌ ​ ‌‌‌‍​ ​ ‌​​ ‍​​ ‍‌​ ​‍​ ‌ ​ ​ ​ ​​​ ‌​​‍‌‍‌ ‌​‌ ‍‌‌ ​​‌‍‌‌​ ‌‌‍​‌‌ ​‍‌ ‌​‌‍‍‌‌‍​ ‌‍ ​‌‍‌‌​‍‌‍‌ ​​‌‍​‌‌ ‌​‌‍‍​​ ‌‌‍​ ‌‍ ‌‍ ‍‌ ‌​‌‍‌‌‌‍ ‍‌ ‌​​‍‌‌​ ‌‌‌​​‍‌‌ ‌‍‍ ‌‍‌‌‌ ‍‌​‍‌‌​ ​ ‌​‌​​‍‌‌​ ​ ‌​‌​​‍‌‌​ ​‍​ ​‍​ ‌‌​ ​ ​ ‌‌​ ​​​ ​ ‌‍‌​​ ‌ ‌‍‌‌‌‍​‍‌‍‌​‌‍​ ‌‍​‍​‍‌‌​ ​‍​ ​‍​‍‌‌​ ‌‌‌​‌​​‍ ‍‌‍​ ‌‍‍​‌‍‍‌‌‍ ​‌‍‌​‌ ​‍‌‍‌‌‌‍ ‍​‍‌‌​ ‌‌‌​​‍‌‌ ‌‍‍ ‌‍‌‌‌ ‍‌​‍‌‌​ ​ ‌​‌​​‍‌‌​ ​ ‌​‌​​‍‌‌​ ​‍​ ​‍‌‍‌​​ ‍​​ ​‍​ ‌‍‌‍​ ​ ‌‍‌‍​‍‌‍​‌​ ​ ​ ​‌​ ​​​ ‍‌​‍‌‌​ ​‍​ ​‍​‍‌‌​ ‌‌‌​‌​​‍ ‍‌ ‌​‌‍‌‌‌ ‍​‌ ‌​​‍‌‍‌ ​​‌‍‌‌‌ ​‍‌ ​ ‌ ​​‌‍‌‌‌‍​ ‌ ‌​‌‍‍‌‌ ‌‍‌‍‌‌​ ‌‌ ​​‌ ‌‌‌‍​‍‌‍ ​‌‍‍‌‌ ​ ‌‍‍​‌‍‌‌‌‍‌​​‍​‍‌ ‌ if we want to reduce human
exposure in drinking water.​​​​‌ ‍ ​‍​‍‌‍ ‌ ​‍‌‍‍‌‌‍‌ ‌‍‍‌‌‍ ‍​‍​‍​ ‍‍​‍​‍‌ ​ ‌‍​‌‌‍ ‍‌‍‍‌‌ ‌​‌ ‍‌​‍ ‍‌‍‍‌‌‍ ​‍​‍​‍ ​​‍​‍‌‍‍​‌ ​‍‌‍‌‌‌‍‌‍​‍​‍​ ‍‍​‍​‍‌‍‍​‌ ‌​‌ ‌​‌ ​​‌ ​ ​ ‍‍​‍ ​‍ ‌‍​ ‌‍ ‌‌ ​ ​‍ ‍‌‍ ‌‌‍​‌‌‍‍‌‌‍ ‍​‍ ‍​ ​‍​ ​​​ ​‍​ ‌​‌ ​‍‌‍‌‌‌‍‌​‌‍‌‌‌ ​ ‌‍‍‌‌‍‌ ‌‍ ‍​‍ ‍‌ ​‍‌‍‍‌‌ ‌‍‌‍‌‌‌ ​‍‌‍‍ ‌‍‌‌‌‍‌‌‌ ​​‌‍‌‌‌ ​‍​‍ ‍‌‍ ‌ ​‍‌‍‌ ​‍ ‌‍‍‌‌‍ ‍‌ ‌​‌‍‌‌‌‍ ‍‌ ‌​​‍ ‌‍‌‌‌‍‌​‌‍‍‌‌ ‌​​‍ ‌‍ ‌‌‍ ‌‍‌​‌‍‌‌​ ‌‌ ​​‌ ​‍‌‍‌‌‌ ​ ‌‍‌‌‌‍ ‍‌ ‌​‌‍​‌‌ ‌​‌‍‍‌‌‍ ‌‍ ‍​ ‍ ‌‍‍‌‌‍‌​​ ‌‌‍​ ​ ​‍‌‍‌‍​ ​​​ ​‌‌‍​ ​ ‌ ​ ‌ ​‍ ‌‌‍​‍​ ‌​​ ​‌‌‍​‌​‍ ‌​ ‌​​ ‌​‌‍​‌​ ‌​​‍ ‌‌‍​‌​ ​​‌‍​‌‌‍‌‌​‍ ‌​ ‌‍​ ‌ ​ ‌‌‌‍​ ​ ‌​​ ‍​​ ‍‌​ ​‍​ ‌ ​ ​ ​ ​​​ ‌​​ ‍ ‌ ‌​‌ ‍‌‌ ​​‌‍‌‌​ ‌‌‍​‌‌ ​‍‌ ‌​‌‍‍‌‌‍​ ‌‍ ​‌‍‌‌​ ‍ ‌ ​​‌‍​‌‌ ‌​‌‍‍​​ ‌‌‍​ ‌‍ ‌‍ ‍‌ ‌​‌‍‌‌‌‍ ‍‌ ‌​​‍‌‌​ ‌‌‌​​‍‌‌ ‌‍‍ ‌‍‌‌‌ ‍‌​‍‌‌​ ​ ‌​‌​​‍‌‌​ ​ ‌​‌​​‍‌‌​ ​‍​ ​‍​ ‌‌​ ​ ​ ‌‌​ ​​​ ​ ‌‍‌​​ ‌ ‌‍‌‌‌‍​‍‌‍‌​‌‍​ ‌‍​‍​‍‌‌​ ​‍​ ​‍​‍‌‌​ ‌‌‌​‌​​‍ ‍‌‍​ ‌‍‍​‌‍‍‌‌‍ ​‌‍‌​‌ ​‍‌‍‌‌‌‍ ‍​‍‌‌​ ‌‌‌​​‍‌‌ ‌‍‍ ‌‍‌‌‌ ‍‌​‍‌‌​ ​ ‌​‌​​‍‌‌​ ​ ‌​‌​​‍‌‌​ ​‍​ ​‍​ ​​‌‍‌​‌‍​‌‌‍‌‌​ ​‍​ ​ ​ ​‌​ ‌ ‌‍​‌‌‍​ ‌‍​‌​ ‌​​‍‌‌​ ​‍​ ​‍​‍‌‌​ ‌‌‌​‌​​‍ ‍‌ ‌​‌‍‌‌‌ ‍​‌ ‌​​ ‌‍​‍‌‍​‌‌ ​ ‌‍‌‌‌‌‌‌‌ ​‍‌‍ ​​ ‌‌‍‍​‌ ‌​‌ ‌​‌ ​​‌ ​ ​‍‌‌​ ​ ‌​​‌​‍‌‌​ ​‍‌​‌‍​‍‌‌​ ​‍‌​‌‍‌‍​ ‌‍ ‌‌ ​ ​‍ ‍‌‍ ‌‌‍​‌‌‍‍‌‌‍ ‍​‍ ‍​ ​‍​ ​​​ ​‍​ ‌​‌ ​‍‌‍‌‌‌‍‌​‌‍‌‌‌ ​ ‌‍‍‌‌‍‌ ‌‍ ‍​‍ ‍‌ ​‍‌‍‍‌‌ ‌‍‌‍‌‌‌ ​‍‌‍‍ ‌‍‌‌‌‍‌‌‌ ​​‌‍‌‌‌ ​‍​‍ ‍‌‍ ‌ ​‍‌‍‌ ​‍‌‍‌‍‍‌‌‍‌​​ ‌‌‍​ ​ ​‍‌‍‌‍​ ​​​ ​‌‌‍​ ​ ‌ ​ ‌ ​‍ ‌‌‍​‍​ ‌​​ ​‌‌‍​‌​‍ ‌​ ‌​​ ‌​‌‍​‌​ ‌​​‍ ‌‌‍​‌​ ​​‌‍​‌‌‍‌‌​‍ ‌​ ‌‍​ ‌ ​ ‌‌‌‍​ ​ ‌​​ ‍​​ ‍‌​ ​‍​ ‌ ​ ​ ​ ​​​ ‌​​‍‌‍‌ ‌​‌ ‍‌‌ ​​‌‍‌‌​ ‌‌‍​‌‌ ​‍‌ ‌​‌‍‍‌‌‍​ ‌‍ ​‌‍‌‌​‍‌‍‌ ​​‌‍​‌‌ ‌​‌‍‍​​ ‌‌‍​ ‌‍ ‌‍ ‍‌ ‌​‌‍‌‌‌‍ ‍‌ ‌​​‍‌‌​ ‌‌‌​​‍‌‌ ‌‍‍ ‌‍‌‌‌ ‍‌​‍‌‌​ ​ ‌​‌​​‍‌‌​ ​ ‌​‌​​‍‌‌​ ​‍​ ​‍​ ‌‌​ ​ ​ ‌‌​ ​​​ ​ ‌‍‌​​ ‌ ‌‍‌‌‌‍​‍‌‍‌​‌‍​ ‌‍​‍​‍‌‌​ ​‍​ ​‍​‍‌‌​ ‌‌‌​‌​​‍ ‍‌‍​ ‌‍‍​‌‍‍‌‌‍ ​‌‍‌​‌ ​‍‌‍‌‌‌‍ ‍​‍‌‌​ ‌‌‌​​‍‌‌ ‌‍‍ ‌‍‌‌‌ ‍‌​‍‌‌​ ​ ‌​‌​​‍‌‌​ ​ ‌​‌​​‍‌‌​ ​‍​ ​‍​ ​​‌‍‌​‌‍​‌‌‍‌‌​ ​‍​ ​ ​ ​‌​ ‌ ‌‍​‌‌‍​ ‌‍​‌​ ‌​​‍‌‌​ ​‍​ ​‍​‍‌‌​ ‌‌‌​‌​​‍ ‍‌ ‌​‌‍‌‌‌ ‍​‌ ‌​​‍‌‍‌ ​​‌‍‌‌‌ ​‍‌ ​ ‌ ​​‌‍‌‌‌‍​ ‌ ‌​‌‍‍‌‌ ‌‍‌‍‌‌​ ‌‌ ​​‌ ‌‌‌‍​‍‌‍ ​‌‍‍‌‌ ​ ‌‍‍​‌‍‌‌‌‍‌​​‍​‍‌ ‌
What is Riverkeeper doing to
help?​​​​‌ ‍ ​‍​‍‌‍ ‌ ​‍‌‍‍‌‌‍‌ ‌‍‍‌‌‍ ‍​‍​‍​ ‍‍​‍​‍‌ ​ ‌‍​‌‌‍ ‍‌‍‍‌‌ ‌​‌ ‍‌​‍ ‍‌‍‍‌‌‍ ​‍​‍​‍ ​​‍​‍‌‍‍​‌ ​‍‌‍‌‌‌‍‌‍​‍​‍​ ‍‍​‍​‍‌‍‍​‌ ‌​‌ ‌​‌ ​​‌ ​ ​ ‍‍​‍ ​‍ ‌‍​ ‌‍ ‌‌ ​ ​‍ ‍‌‍ ‌‌‍​‌‌‍‍‌‌‍ ‍​‍ ‍​ ​‍​ ​​​ ​‍​ ‌​‌ ​‍‌‍‌‌‌‍‌​‌‍‌‌‌ ​ ‌‍‍‌‌‍‌ ‌‍ ‍​‍ ‍‌ ​‍‌‍‍‌‌ ‌‍‌‍‌‌‌ ​‍‌‍‍ ‌‍‌‌‌‍‌‌‌ ​​‌‍‌‌‌ ​‍​‍ ‍‌‍ ‌ ​‍‌‍‌ ​‍ ‌‍‍‌‌‍ ‍‌ ‌​‌‍‌‌‌‍ ‍‌ ‌​​‍ ‌‍‌‌‌‍‌​‌‍‍‌‌ ‌​​‍ ‌‍ ‌‌‍ ‌‍‌​‌‍‌‌​ ‌‌ ​​‌ ​‍‌‍‌‌‌ ​ ‌‍‌‌‌‍ ‍‌ ‌​‌‍​‌‌ ‌​‌‍‍‌‌‍ ‌‍ ‍​ ‍ ‌‍‍‌‌‍‌​​ ‌‌‍​ ​ ​‍‌‍‌‍​ ​​​ ​‌‌‍​ ​ ‌ ​ ‌ ​‍ ‌‌‍​‍​ ‌​​ ​‌‌‍​‌​‍ ‌​ ‌​​ ‌​‌‍​‌​ ‌​​‍ ‌‌‍​‌​ ​​‌‍​‌‌‍‌‌​‍ ‌​ ‌‍​ ‌ ​ ‌‌‌‍​ ​ ‌​​ ‍​​ ‍‌​ ​‍​ ‌ ​ ​ ​ ​​​ ‌​​ ‍ ‌ ‌​‌ ‍‌‌ ​​‌‍‌‌​ ‌‌‍​‌‌ ​‍‌ ‌​‌‍‍‌‌‍​ ‌‍ ​‌‍‌‌​ ‍ ‌ ​​‌‍​‌‌ ‌​‌‍‍​​ ‌‌‍​ ‌‍ ‌‍ ‍‌ ‌​‌‍‌‌‌‍ ‍‌ ‌​​‍‌‌​ ‌‌‌​​‍‌‌ ‌‍‍ ‌‍‌‌‌ ‍‌​‍‌‌​ ​ ‌​‌​​‍‌‌​ ​ ‌​‌​​‍‌‌​ ​‍​ ​‍​ ​ ​ ​‍​ ​‌‌‍​ ‌‍​ ‌‍​‍‌‍‌‍‌‍‌‌‌‍‌‍​ ‍​​ ​‌‌‍‌‍​‍‌‌​ ​‍​ ​‍​‍‌‌​ ‌‌‌​‌​​‍ ‍‌‍​ ‌‍‍​‌‍‍‌‌‍ ​‌‍‌​‌ ​‍‌‍‌‌‌‍ ‍​‍‌‌​ ‌‌‌​​‍‌‌ ‌‍‍ ‌‍‌‌‌ ‍‌​‍‌‌​ ​ ‌​‌​​‍‌‌​ ​ ‌​‌​​‍‌‌​ ​‍​ ​‍​ ‌‍​ ‌​‌‍‌​​ ‍​​ ‌‌​ ‌‌​ ‌‍​ ‌ ​ ‍​‌‍‌‍​ ‌‌‌‍​ ​‍‌‌​ ​‍​ ​‍​‍‌‌​ ‌‌‌​‌​​‍ ‍‌ ‌​‌‍‌‌‌ ‍​‌ ‌​​ ‌‍​‍‌‍​‌‌ ​ ‌‍‌‌‌‌‌‌‌ ​‍‌‍ ​​ ‌‌‍‍​‌ ‌​‌ ‌​‌ ​​‌ ​ ​‍‌‌​ ​ ‌​​‌​‍‌‌​ ​‍‌​‌‍​‍‌‌​ ​‍‌​‌‍‌‍​ ‌‍ ‌‌ ​ ​‍ ‍‌‍ ‌‌‍​‌‌‍‍‌‌‍ ‍​‍ ‍​ ​‍​ ​​​ ​‍​ ‌​‌ ​‍‌‍‌‌‌‍‌​‌‍‌‌‌ ​ ‌‍‍‌‌‍‌ ‌‍ ‍​‍ ‍‌ ​‍‌‍‍‌‌ ‌‍‌‍‌‌‌ ​‍‌‍‍ ‌‍‌‌‌‍‌‌‌ ​​‌‍‌‌‌ ​‍​‍ ‍‌‍ ‌ ​‍‌‍‌ ​‍‌‍‌‍‍‌‌‍‌​​ ‌‌‍​ ​ ​‍‌‍‌‍​ ​​​ ​‌‌‍​ ​ ‌ ​ ‌ ​‍ ‌‌‍​‍​ ‌​​ ​‌‌‍​‌​‍ ‌​ ‌​​ ‌​‌‍​‌​ ‌​​‍ ‌‌‍​‌​ ​​‌‍​‌‌‍‌‌​‍ ‌​ ‌‍​ ‌ ​ ‌‌‌‍​ ​ ‌​​ ‍​​ ‍‌​ ​‍​ ‌ ​ ​ ​ ​​​ ‌​​‍‌‍‌ ‌​‌ ‍‌‌ ​​‌‍‌‌​ ‌‌‍​‌‌ ​‍‌ ‌​‌‍‍‌‌‍​ ‌‍ ​‌‍‌‌​‍‌‍‌ ​​‌‍​‌‌ ‌​‌‍‍​​ ‌‌‍​ ‌‍ ‌‍ ‍‌ ‌​‌‍‌‌‌‍ ‍‌ ‌​​‍‌‌​ ‌‌‌​​‍‌‌ ‌‍‍ ‌‍‌‌‌ ‍‌​‍‌‌​ ​ ‌​‌​​‍‌‌​ ​ ‌​‌​​‍‌‌​ ​‍​ ​‍​ ​ ​ ​‍​ ​‌‌‍​ ‌‍​ ‌‍​‍‌‍‌‍‌‍‌‌‌‍‌‍​ ‍​​ ​‌‌‍‌‍​‍‌‌​ ​‍​ ​‍​‍‌‌​ ‌‌‌​‌​​‍ ‍‌‍​ ‌‍‍​‌‍‍‌‌‍ ​‌‍‌​‌ ​‍‌‍‌‌‌‍ ‍​‍‌‌​ ‌‌‌​​‍‌‌ ‌‍‍ ‌‍‌‌‌ ‍‌​‍‌‌​ ​ ‌​‌​​‍‌‌​ ​ ‌​‌​​‍‌‌​ ​‍​ ​‍​ ‌‍​ ‌​‌‍‌​​ ‍​​ ‌‌​ ‌‌​ ‌‍​ ‌ ​ ‍​‌‍‌‍​ ‌‌‌‍​ ​‍‌‌​ ​‍​ ​‍​‍‌‌​ ‌‌‌​‌​​‍ ‍‌ ‌​‌‍‌‌‌ ‍​‌ ‌​​‍‌‍‌ ​​‌‍‌‌‌ ​‍‌ ​ ‌ ​​‌‍‌‌‌‍​ ‌ ‌​‌‍‍‌‌ ‌‍‌‍‌‌​ ‌‌ ​​‌ ‌‌‌‍​‍‌‍ ​‌‍‍‌‌ ​ ‌‍‍​‌‍‌‌‌‍‌​​‍​‍‌ ‌
Riverkeeper and our members are
helping to move the needle on critical,
protective state regulations and
legislation. In response to the EPA’s
rollback of federal drinking standards,
Riverkeeper is calling on the the New York
State Department of Environmental
Conservation to continue to implement
the EPA’s initial, more protective drinking
water standards. If the Governor’s
administration chooses not to advance
state regulations to address this issue,
Riverkeeper supports state legislation
S.3207a/A.8634 (Kavanagh/Lee)​​​​‌ ‍ ​‍​‍‌‍ ‌ ​‍‌‍‍‌‌‍‌ ‌‍‍‌‌‍ ‍​‍​‍​ ‍‍​‍​‍‌ ​ ‌‍​‌‌‍ ‍‌‍‍‌‌ ‌​‌ ‍‌​‍ ‍‌‍‍‌‌‍ ​‍​‍​‍ ​​‍​‍‌‍‍​‌ ​‍‌‍‌‌‌‍‌‍​‍​‍​ ‍‍​‍​‍‌‍‍​‌ ‌​‌ ‌​‌ ​​‌ ​ ​ ‍‍​‍ ​‍ ‌‍​ ‌‍ ‌‌ ​ ​‍ ‍‌‍ ‌‌‍​‌‌‍‍‌‌‍ ‍​‍ ‍​ ​‍​ ​​​ ​‍​ ‌​‌ ​‍‌‍‌‌‌‍‌​‌‍‌‌‌ ​ ‌‍‍‌‌‍‌ ‌‍ ‍​‍ ‍‌ ​‍‌‍‍‌‌ ‌‍‌‍‌‌‌ ​‍‌‍‍ ‌‍‌‌‌‍‌‌‌ ​​‌‍‌‌‌ ​‍​‍ ‍‌‍ ‌ ​‍‌‍‌ ​‍ ‌‍‍‌‌‍ ‍‌ ‌​‌‍‌‌‌‍ ‍‌ ‌​​‍ ‌‍‌‌‌‍‌​‌‍‍‌‌ ‌​​‍ ‌‍ ‌‌‍ ‌‍‌​‌‍‌‌​ ‌‌ ​​‌ ​‍‌‍‌‌‌ ​ ‌‍‌‌‌‍ ‍‌ ‌​‌‍​‌‌ ‌​‌‍‍‌‌‍ ‌‍ ‍​ ‍ ‌‍‍‌‌‍‌​​ ‌‌‍​ ​ ​‍‌‍‌‍​ ​​​ ​‌‌‍​ ​ ‌ ​ ‌ ​‍ ‌‌‍​‍​ ‌​​ ​‌‌‍​‌​‍ ‌​ ‌​​ ‌​‌‍​‌​ ‌​​‍ ‌‌‍​‌​ ​​‌‍​‌‌‍‌‌​‍ ‌​ ‌‍​ ‌ ​ ‌‌‌‍​ ​ ‌​​ ‍​​ ‍‌​ ​‍​ ‌ ​ ​ ​ ​​​ ‌​​ ‍ ‌ ‌​‌ ‍‌‌ ​​‌‍‌‌​ ‌‌‍​‌‌ ​‍‌ ‌​‌‍‍‌‌‍​ ‌‍ ​‌‍‌‌​ ‍ ‌ ​​‌‍​‌‌ ‌​‌‍‍​​ ‌‌‍​ ‌‍ ‌‍ ‍‌ ‌​‌‍‌‌‌‍ ‍‌ ‌​​‍‌‌​ ‌‌‌​​‍‌‌ ‌‍‍ ‌‍‌‌‌ ‍‌​‍‌‌​ ​ ‌​‌​​‍‌‌​ ​ ‌​‌​​‍‌‌​ ​‍​ ​‍​ ​ ​ ‌​‌‍​‌‌‍​‍​ ‌‍‌‍‌​​ ​​‌‍​ ‌‍‌​​ ​‍​ ​ ​ ​​​‍‌‌​ ​‍​ ​‍​‍‌‌​ ‌‌‌​‌​​‍ ‍‌‍​ ‌‍‍​‌‍‍‌‌‍ ​‌‍‌​‌ ​‍‌‍‌‌‌‍ ‍​‍‌‌​ ‌‌‌​​‍‌‌ ‌‍‍ ‌‍‌‌‌ ‍‌​‍‌‌​ ​ ‌​‌​​‍‌‌​ ​ ‌​‌​​‍‌‌​ ​‍​ ​‍​ ‍‌​ ‍​​ ‌‌‌‍​‍​ ‌‍​ ‌ ​ ‌‍​ ‌‍​ ​​‌‍‌‍​ ‍​‌‍​ ​‍‌‌​ ​‍​ ​‍​‍‌‌​ ‌‌‌​‌​​‍ ‍‌ ‌​‌‍‌‌‌ ‍​‌ ‌​​ ‌‍​‍‌‍​‌‌ ​ ‌‍‌‌‌‌‌‌‌ ​‍‌‍ ​​ ‌‌‍‍​‌ ‌​‌ ‌​‌ ​​‌ ​ ​‍‌‌​ ​ ‌​​‌​‍‌‌​ ​‍‌​‌‍​‍‌‌​ ​‍‌​‌‍‌‍​ ‌‍ ‌‌ ​ ​‍ ‍‌‍ ‌‌‍​‌‌‍‍‌‌‍ ‍​‍ ‍​ ​‍​ ​​​ ​‍​ ‌​‌ ​‍‌‍‌‌‌‍‌​‌‍‌‌‌ ​ ‌‍‍‌‌‍‌ ‌‍ ‍​‍ ‍‌ ​‍‌‍‍‌‌ ‌‍‌‍‌‌‌ ​‍‌‍‍ ‌‍‌‌‌‍‌‌‌ ​​‌‍‌‌‌ ​‍​‍ ‍‌‍ ‌ ​‍‌‍‌ ​‍‌‍‌‍‍‌‌‍‌​​ ‌‌‍​ ​ ​‍‌‍‌‍​ ​​​ ​‌‌‍​ ​ ‌ ​ ‌ ​‍ ‌‌‍​‍​ ‌​​ ​‌‌‍​‌​‍ ‌​ ‌​​ ‌​‌‍​‌​ ‌​​‍ ‌‌‍​‌​ ​​‌‍​‌‌‍‌‌​‍ ‌​ ‌‍​ ‌ ​ ‌‌‌‍​ ​ ‌​​ ‍​​ ‍‌​ ​‍​ ‌ ​ ​ ​ ​​​ ‌​​‍‌‍‌ ‌​‌ ‍‌‌ ​​‌‍‌‌​ ‌‌‍​‌‌ ​‍‌ ‌​‌‍‍‌‌‍​ ‌‍ ​‌‍‌‌​‍‌‍‌ ​​‌‍​‌‌ ‌​‌‍‍​​ ‌‌‍​ ‌‍ ‌‍ ‍‌ ‌​‌‍‌‌‌‍ ‍‌ ‌​​‍‌‌​ ‌‌‌​​‍‌‌ ‌‍‍ ‌‍‌‌‌ ‍‌​‍‌‌​ ​ ‌​‌​​‍‌‌​ ​ ‌​‌​​‍‌‌​ ​‍​ ​‍​ ​ ​ ‌​‌‍​‌‌‍​‍​ ‌‍‌‍‌​​ ​​‌‍​ ‌‍‌​​ ​‍​ ​ ​ ​​​‍‌‌​ ​‍​ ​‍​‍‌‌​ ‌‌‌​‌​​‍ ‍‌‍​ ‌‍‍​‌‍‍‌‌‍ ​‌‍‌​‌ ​‍‌‍‌‌‌‍ ‍​‍‌‌​ ‌‌‌​​‍‌‌ ‌‍‍ ‌‍‌‌‌ ‍‌​‍‌‌​ ​ ‌​‌​​‍‌‌​ ​ ‌​‌​​‍‌‌​ ​‍​ ​‍​ ‍‌​ ‍​​ ‌‌‌‍​‍​ ‌‍​ ‌ ​ ‌‍​ ‌‍​ ​​‌‍‌‍​ ‍​‌‍​ ​‍‌‌​ ​‍​ ​‍​‍‌‌​ ‌‌‌​‌​​‍ ‍‌ ‌​‌‍‌‌‌ ‍​‌ ‌​​‍‌‍‌ ​​‌‍‌‌‌ ​‍‌ ​ ‌ ​​‌‍‌‌‌‍​ ‌ ‌​‌‍‍‌‌ ‌‍‌‍‌‌​ ‌‌ ​​‌ ‌‌‌‍​‍‌‍ ​‌‍‍‌‌ ​ ‌‍‍​‌‍‌‌‌‍‌​​‍​‍‌ ‌ to codify
the federal PFAS drinking water
standards in state statute.​​​​‌ ‍ ​‍​‍‌‍ ‌ ​‍‌‍‍‌‌‍‌ ‌‍‍‌‌‍ ‍​‍​‍​ ‍‍​‍​‍‌ ​ ‌‍​‌‌‍ ‍‌‍‍‌‌ ‌​‌ ‍‌​‍ ‍‌‍‍‌‌‍ ​‍​‍​‍ ​​‍​‍‌‍‍​‌ ​‍‌‍‌‌‌‍‌‍​‍​‍​ ‍‍​‍​‍‌‍‍​‌ ‌​‌ ‌​‌ ​​‌ ​ ​ ‍‍​‍ ​‍ ‌‍​ ‌‍ ‌‌ ​ ​‍ ‍‌‍ ‌‌‍​‌‌‍‍‌‌‍ ‍​‍ ‍​ ​‍​ ​​​ ​‍​ ‌​‌ ​‍‌‍‌‌‌‍‌​‌‍‌‌‌ ​ ‌‍‍‌‌‍‌ ‌‍ ‍​‍ ‍‌ ​‍‌‍‍‌‌ ‌‍‌‍‌‌‌ ​‍‌‍‍ ‌‍‌‌‌‍‌‌‌ ​​‌‍‌‌‌ ​‍​‍ ‍‌‍ ‌ ​‍‌‍‌ ​‍ ‌‍‍‌‌‍ ‍‌ ‌​‌‍‌‌‌‍ ‍‌ ‌​​‍ ‌‍‌‌‌‍‌​‌‍‍‌‌ ‌​​‍ ‌‍ ‌‌‍ ‌‍‌​‌‍‌‌​ ‌‌ ​​‌ ​‍‌‍‌‌‌ ​ ‌‍‌‌‌‍ ‍‌ ‌​‌‍​‌‌ ‌​‌‍‍‌‌‍ ‌‍ ‍​ ‍ ‌‍‍‌‌‍‌​​ ‌‌‍​ ​ ​‍‌‍‌‍​ ​​​ ​‌‌‍​ ​ ‌ ​ ‌ ​‍ ‌‌‍​‍​ ‌​​ ​‌‌‍​‌​‍ ‌​ ‌​​ ‌​‌‍​‌​ ‌​​‍ ‌‌‍​‌​ ​​‌‍​‌‌‍‌‌​‍ ‌​ ‌‍​ ‌ ​ ‌‌‌‍​ ​ ‌​​ ‍​​ ‍‌​ ​‍​ ‌ ​ ​ ​ ​​​ ‌​​ ‍ ‌ ‌​‌ ‍‌‌ ​​‌‍‌‌​ ‌‌‍​‌‌ ​‍‌ ‌​‌‍‍‌‌‍​ ‌‍ ​‌‍‌‌​ ‍ ‌ ​​‌‍​‌‌ ‌​‌‍‍​​ ‌‌‍​ ‌‍ ‌‍ ‍‌ ‌​‌‍‌‌‌‍ ‍‌ ‌​​‍‌‌​ ‌‌‌​​‍‌‌ ‌‍‍ ‌‍‌‌‌ ‍‌​‍‌‌​ ​ ‌​‌​​‍‌‌​ ​ ‌​‌​​‍‌‌​ ​‍​ ​‍​ ​ ​ ‌​‌‍​‌‌‍​‍​ ‌‍‌‍‌​​ ​​‌‍​ ‌‍‌​​ ​‍​ ​ ​ ​​​‍‌‌​ ​‍​ ​‍​‍‌‌​ ‌‌‌​‌​​‍ ‍‌‍​ ‌‍‍​‌‍‍‌‌‍ ​‌‍‌​‌ ​‍‌‍‌‌‌‍ ‍​‍‌‌​ ‌‌‌​​‍‌‌ ‌‍‍ ‌‍‌‌‌ ‍‌​‍‌‌​ ​ ‌​‌​​‍‌‌​ ​ ‌​‌​​‍‌‌​ ​‍​ ​‍​ ​​​ ‍​​ ‍‌‌‍​‌‌‍‌​‌‍‌‍‌‍‌​​ ​​‌‍‌​‌‍​‍​ ‌‌​ ‌‌​‍‌‌​ ​‍​ ​‍​‍‌‌​ ‌‌‌​‌​​‍ ‍‌ ‌​‌‍‌‌‌ ‍​‌ ‌​​ ‌‍​‍‌‍​‌‌ ​ ‌‍‌‌‌‌‌‌‌ ​‍‌‍ ​​ ‌‌‍‍​‌ ‌​‌ ‌​‌ ​​‌ ​ ​‍‌‌​ ​ ‌​​‌​‍‌‌​ ​‍‌​‌‍​‍‌‌​ ​‍‌​‌‍‌‍​ ‌‍ ‌‌ ​ ​‍ ‍‌‍ ‌‌‍​‌‌‍‍‌‌‍ ‍​‍ ‍​ ​‍​ ​​​ ​‍​ ‌​‌ ​‍‌‍‌‌‌‍‌​‌‍‌‌‌ ​ ‌‍‍‌‌‍‌ ‌‍ ‍​‍ ‍‌ ​‍‌‍‍‌‌ ‌‍‌‍‌‌‌ ​‍‌‍‍ ‌‍‌‌‌‍‌‌‌ ​​‌‍‌‌‌ ​‍​‍ ‍‌‍ ‌ ​‍‌‍‌ ​‍‌‍‌‍‍‌‌‍‌​​ ‌‌‍​ ​ ​‍‌‍‌‍​ ​​​ ​‌‌‍​ ​ ‌ ​ ‌ ​‍ ‌‌‍​‍​ ‌​​ ​‌‌‍​‌​‍ ‌​ ‌​​ ‌​‌‍​‌​ ‌​​‍ ‌‌‍​‌​ ​​‌‍​‌‌‍‌‌​‍ ‌​ ‌‍​ ‌ ​ ‌‌‌‍​ ​ ‌​​ ‍​​ ‍‌​ ​‍​ ‌ ​ ​ ​ ​​​ ‌​​‍‌‍‌ ‌​‌ ‍‌‌ ​​‌‍‌‌​ ‌‌‍​‌‌ ​‍‌ ‌​‌‍‍‌‌‍​ ‌‍ ​‌‍‌‌​‍‌‍‌ ​​‌‍​‌‌ ‌​‌‍‍​​ ‌‌‍​ ‌‍ ‌‍ ‍‌ ‌​‌‍‌‌‌‍ ‍‌ ‌​​‍‌‌​ ‌‌‌​​‍‌‌ ‌‍‍ ‌‍‌‌‌ ‍‌​‍‌‌​ ​ ‌​‌​​‍‌‌​ ​ ‌​‌​​‍‌‌​ ​‍​ ​‍​ ​ ​ ‌​‌‍​‌‌‍​‍​ ‌‍‌‍‌​​ ​​‌‍​ ‌‍‌​​ ​‍​ ​ ​ ​​​‍‌‌​ ​‍​ ​‍​‍‌‌​ ‌‌‌​‌​​‍ ‍‌‍​ ‌‍‍​‌‍‍‌‌‍ ​‌‍‌​‌ ​‍‌‍‌‌‌‍ ‍​‍‌‌​ ‌‌‌​​‍‌‌ ‌‍‍ ‌‍‌‌‌ ‍‌​‍‌‌​ ​ ‌​‌​​‍‌‌​ ​ ‌​‌​​‍‌‌​ ​‍​ ​‍​ ​​​ ‍​​ ‍‌‌‍​‌‌‍‌​‌‍‌‍‌‍‌​​ ​​‌‍‌​‌‍​‍​ ‌‌​ ‌‌​‍‌‌​ ​‍​ ​‍​‍‌‌​ ‌‌‌​‌​​‍ ‍‌ ‌​‌‍‌‌‌ ‍​‌ ‌​​‍‌‍‌ ​​‌‍‌‌‌ ​‍‌ ​ ‌ ​​‌‍‌‌‌‍​ ‌ ‌​‌‍‍‌‌ ‌‍‌‍‌‌​ ‌‌ ​​‌ ‌‌‌‍​‍‌‍ ​‌‍‍‌‌ ​ ‌‍‍​‌‍‌‌‌‍‌​​‍​‍‌ ‌